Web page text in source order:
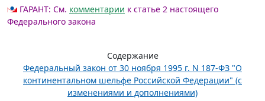
ГАРАНТ: См. комментарии к статье 2 настоящего
Федерального закона
Содержание
Федеральный закон от 30 ноября 1995 г. N 187-ФЗ "О
континентальном шельфе Российской Федерации" (с
изменениями и дополнениями)